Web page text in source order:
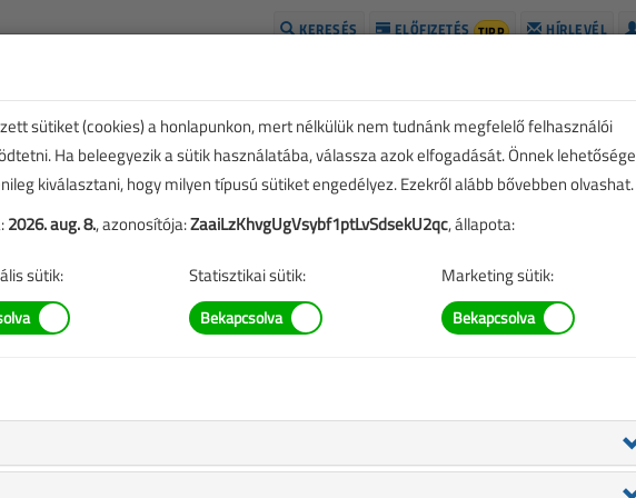
HÍRLEVÉL
ELŐFIZETÉS TIPP
KERESÉS
mára aktualitásukat veszíthették,
sütiket (cookies) a honlapunkon, mert nélkülük nem tudnánk megfelelő felhasználói
Ha beleegyezik a sütik használatába, válassza azok elfogadását. Önnek lehetősége
kiválasztani, hogy milyen típusú sütiket engedélyez. Ezekről alább bővebben olvashat.
2026. aug. 8., azonosítója:ZaaiLzKhvgUgVsybf1ptLvSdsekU2qc, állapota:
sütik: Statisztikai sütik: Marketing sütik: